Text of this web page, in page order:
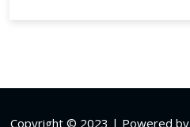
Copyright © 2023 | Powered by